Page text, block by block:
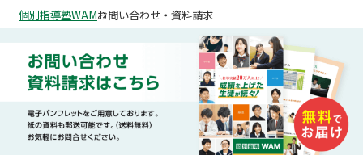
個別指導塾WAMお問い合わせ・資料請求